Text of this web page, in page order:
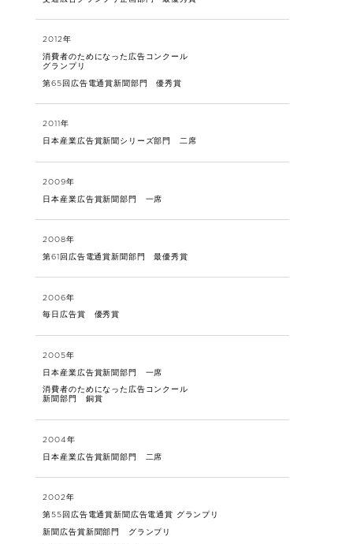
2012年
消費者のためになった広告コンクール
グランプリ
第65回広告電通賞新聞部門 優秀賞
2011年
日本産業広告賞新聞シリーズ部門 二席
2009年
日本産業広告賞新聞部門 一席
2008年
第61回広告電通賞新聞部門 最優秀賞
2006年
毎日広告賞 優秀賞
2005年
日本産業広告賞新聞部門 一席
消費者のためになった広告コンクール
新聞部門 銅賞
2004年
日本産業広告賞新聞部門 二席
2002年
第55回広告電通賞新聞広告電通賞 グランプリ
新聞広告賞新聞部門 グランプリ